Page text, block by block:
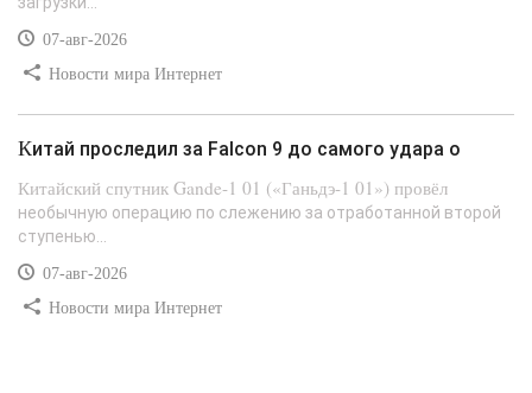
07-авг-2026
Новости мира Интернет
Китай проследил за Falcon 9 до самого удара о
Китайский спутник Gande-1 01 («Ганьдэ-1 01») провёл
необычную операцию по слежению за отработанной второй
ступенью...
07-авг-2026
Новости мира Интернет